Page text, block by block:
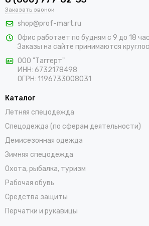
составит труда подобрать подходящие
которых адаптеры для
держатели для предфильтров, готовые
изолирующие полумаски, панорамные
России в самые короткие сроки.
Заказать звонок
shop@prof-mart.ru
Офис работает по будням с 9 до 18
Заказы на сайте принимаются
ООО "Таггерт"
ИНН: 6732178498
ОГРН: 1196733008031
Каталог
Летняя спецодежда
Спецодежда (по сферам деятельности)
Демисезонная одежда
Зимняя спецодежда
Охота, рыбалка, туризм
Рабочая обувь
Средства защиты
Перчатки и рукавицы